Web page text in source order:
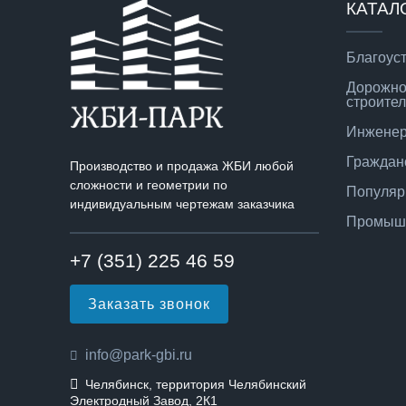
Производство и продажа ЖБИ любой
сложности и геометрии по
индивидуальным чертежам заказчика
+7 (351) 225 46 59
Заказать звонок
info@park-gbi.ru
Челябинск, территория Челябинский
Электродный Завод, 2К1